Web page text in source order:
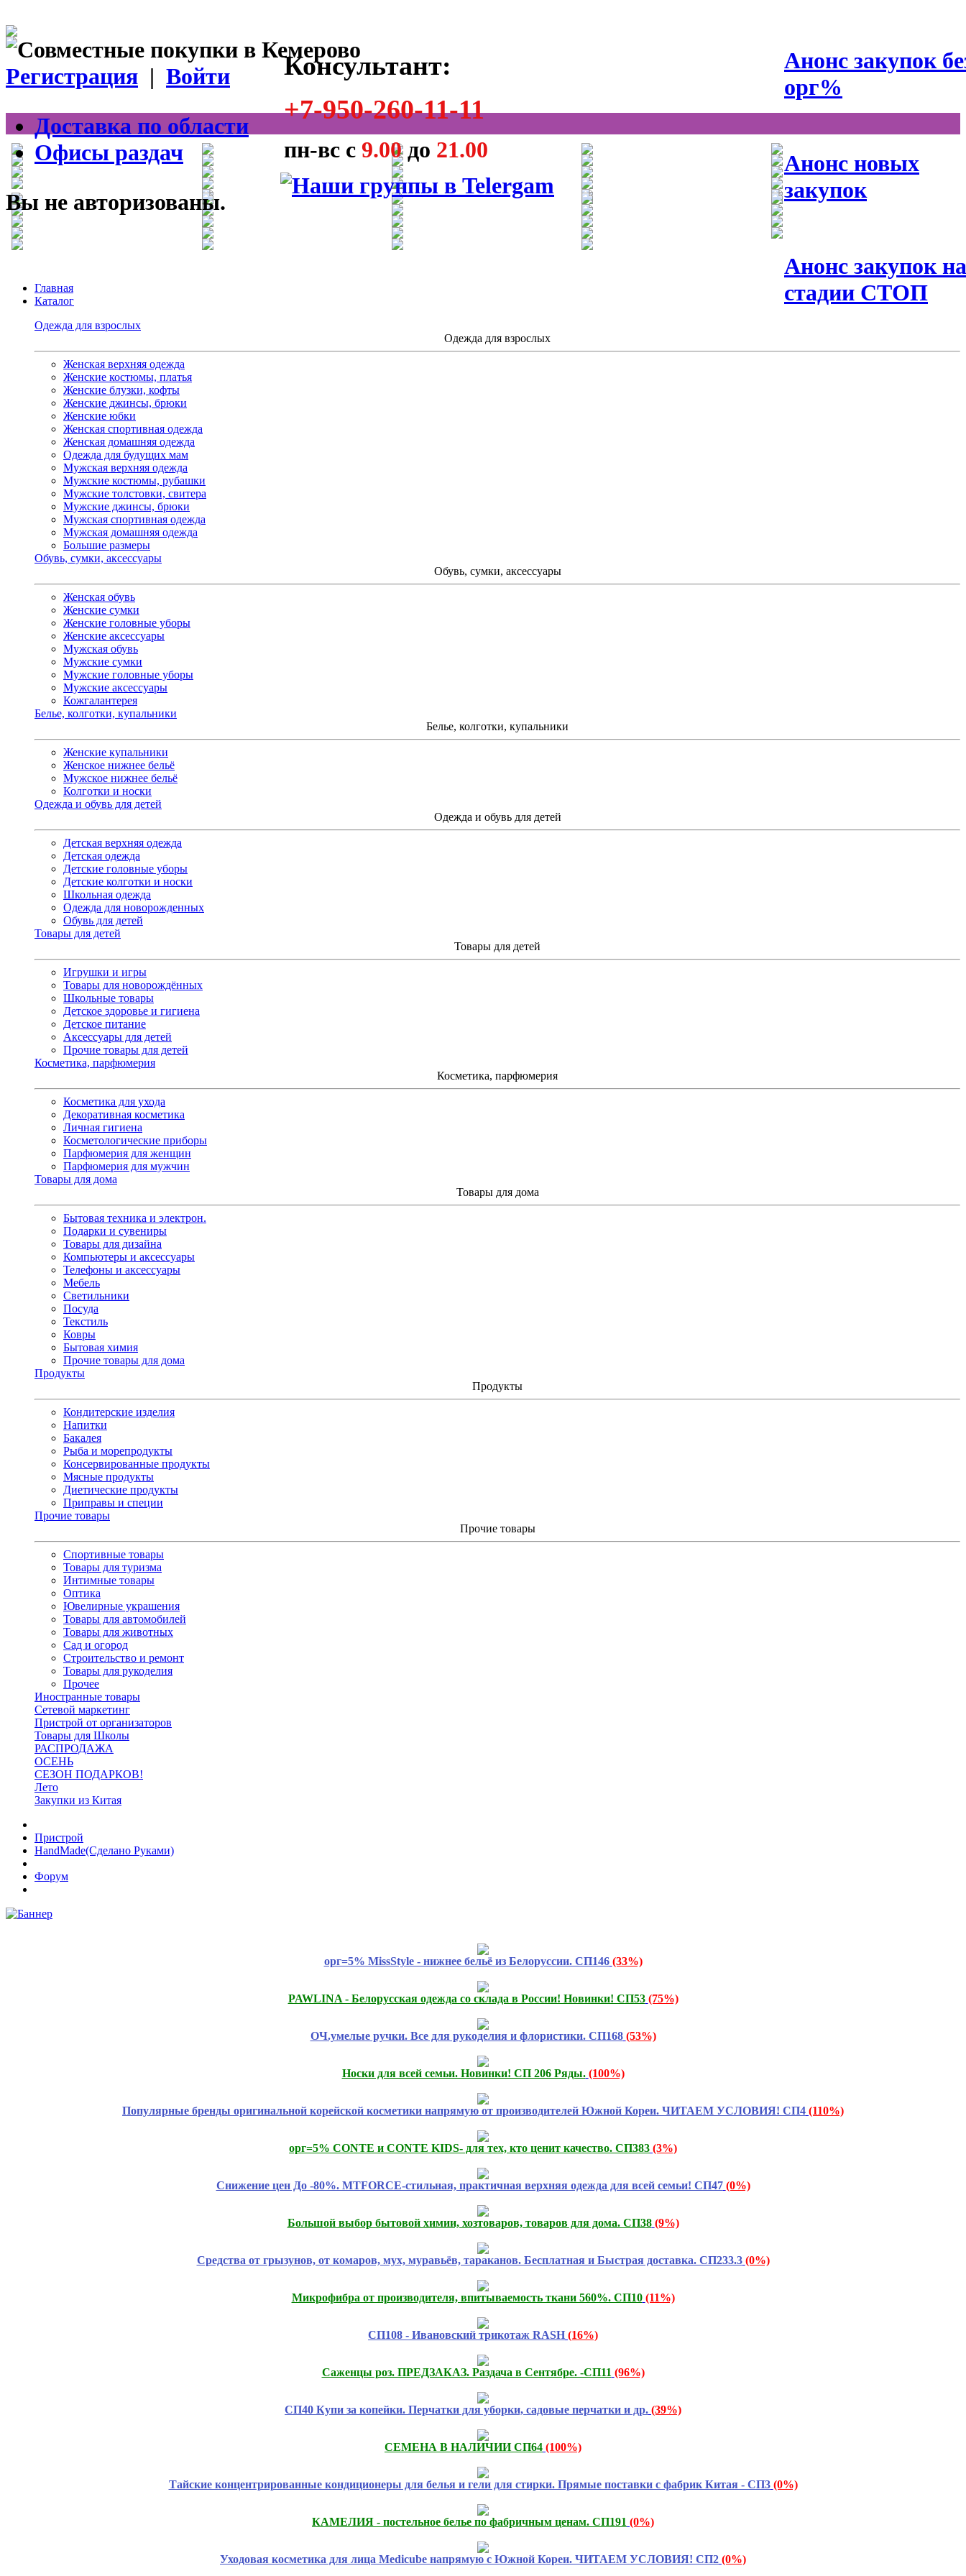
Анонс закупок
орг%
Анонс новых
закупок
Анонс закупок на
стадии СТОП
Консультант:
+7-950-260-11-11
пн-вс с 9.00до 21.00
Регистрация | Войти
Доставка по области
Офисы раздач
Вы не авторизованы.
Главная
Каталог
Одежда для взрослых
Одежда для взрослых
Женская верхняя одежда
Женские костюмы, платья
Женские блузки, кофты
Женские джинсы, брюки
Женские юбки
Женская спортивная одежда
Женская домашняя одежда
Одежда для будущих мам
Мужская верхняя одежда
Мужские костюмы, рубашки
Мужские толстовки, свитера
Мужские джинсы, брюки
Мужская спортивная одежда
Мужская домашняя одежда
Большие размеры
Обувь, сумки, аксессуары
Обувь, сумки, аксессуары
Женская обувь
Женские сумки
Женские головные уборы
Женские аксессуары
Мужская обувь
Мужские сумки
Мужские головные уборы
Мужские аксессуары
Кожгалантерея
Белье, колготки, купальники
Белье, колготки, купальники
Женские купальники
Женское нижнее бельё
Мужское нижнее бельё
Колготки и носки
Одежда и обувь для детей
Одежда и обувь для детей
Детская верхняя одежда
Детская одежда
Детские головные уборы
Детские колготки и носки
Школьная одежда
Одежда для новорожденных
Обувь для детей
Товары для детей
Товары для детей
Игрушки и игры
Товары для новорождённых
Школьные товары
Детское здоровье и гигиена
Детское питание
Аксессуары для детей
Прочие товары для детей
Косметика, парфюмерия
Косметика, парфюмерия
Косметика для ухода
Декоративная косметика
Личная гигиена
Косметологические приборы
Парфюмерия для женщин
Парфюмерия для мужчин
Товары для дома
Товары для дома
Бытовая техника и электрон.
Подарки и сувениры
Товары для дизайна
Компьютеры и аксессуары
Телефоны и аксессуары
Мебель
Светильники
Посуда
Текстиль
Ковры
Бытовая химия
Прочие товары для дома
Продукты
Продукты
Кондитерские изделия
Напитки
Бакалея
Рыба и морепродукты
Консервированные продукты
Мясные продукты
Диетические продукты
Приправы и специи
Прочие товары
Прочие товары
Спортивные товары
Товары для туризма
Интимные товары
Оптика
Ювелирные украшения
Товары для автомобилей
Товары для животных
Сад и огород
Строительство и ремонт
Товары для рукоделия
Прочее
Иностранные товары
Сетевой маркетинг
Пристрой от организаторов
Товары для Школы
РАСПРОДАЖА
ОСЕНЬ
СЕЗОН ПОДАРКОВ!
Лето
Закупки из Китая
Пристрой
HandMade(Сделано Руками)
Форум
орг=5% MissStyle - нижнее бельё из Белоруссии. СП146 (33%)
PAWLINA - Белорусская одежда со склада в России! Новинки! СП53 (75%)
ОЧ.умелые ручки. Все для рукоделия и флористики. СП168 (53%)
Носки для всей семьи. Новинки! СП 206 Ряды. (100%)
Популярные бренды оригинальной корейской косметики напрямую от производителей Южной Кореи. ЧИТАЕМ УСЛОВИЯ! СП4 (110%)
орг=5% CONTE и CONTE KIDS- для тех, кто ценит качество. СП383 (3%)
Снижение цен До -80%. MTFORCE-стильная, практичная верхняя одежда для всей семьи! СП47 (0%)
Большой выбор бытовой химии, хозтоваров, товаров для дома. СП38 (9%)
Средства от грызунов, от комаров, мух, муравьёв, тараканов. Бесплатная и Быстрая доставка. СП233.3 (0%)
Микрофибра от производителя, впитываемость ткани 560%. СП10 (11%)
СП108 - Ивановский трикотаж RASH (16%)
Саженцы роз. ПРЕДЗАКАЗ. Раздача в Сентябре. -СП11 (96%)
СП40 Купи за копейки. Перчатки для уборки, садовые перчатки и др. (39%)
СЕМЕНА В НАЛИЧИИ СП64 (100%)
Тайские концентрированные кондиционеры для белья и гели для стирки. Прямые поставки с фабрик Китая - СП3 (0%)
КАМЕЛИЯ - постельное белье по фабричным ценам. СП191 (0%)
Уходовая косметика для лица Medicube напрямую с Южной Кореи. ЧИТАЕМ УСЛОВИЯ! СП2 (0%)